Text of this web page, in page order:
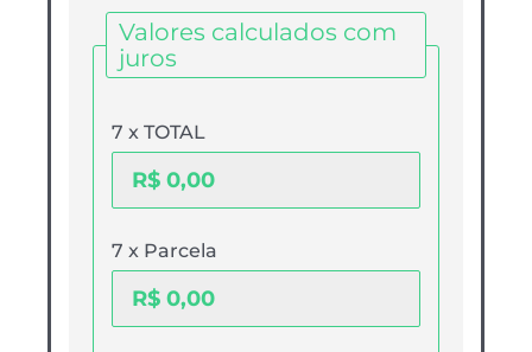
Valores calculados com
juros
7 x TOTAL
7 x Parcela